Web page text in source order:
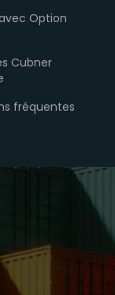
Option
Cubner
fréquentes